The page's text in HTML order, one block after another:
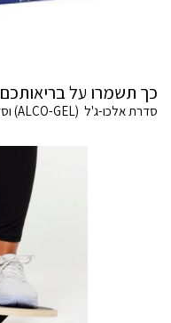
כך תשמרו על
סדרת אלכו-ג'ל (ALCO-GEL) וסדרת אלכו-ג'ל PHARMA WIPES